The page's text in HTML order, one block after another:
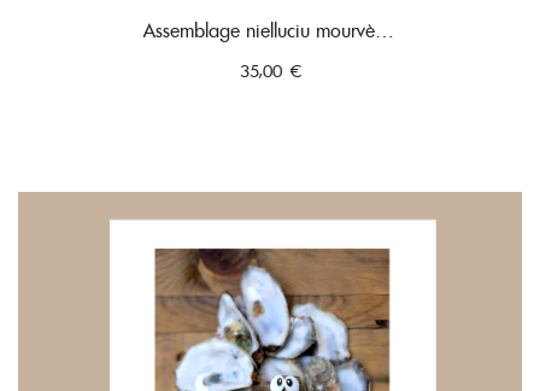
Assemblage nielluciu mourvèdre
35,00 €